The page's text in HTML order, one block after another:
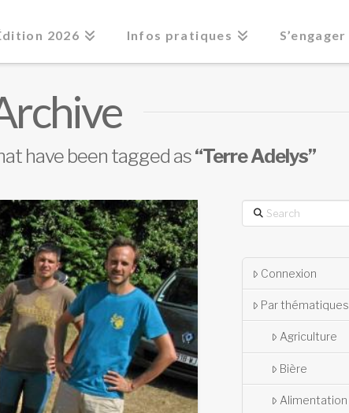
2026 Infos pratiques S’engager
have been tagged as“Terre Adelys”
Search
Connexion
Par thématiques
Agriculture
Bière
Alimentation